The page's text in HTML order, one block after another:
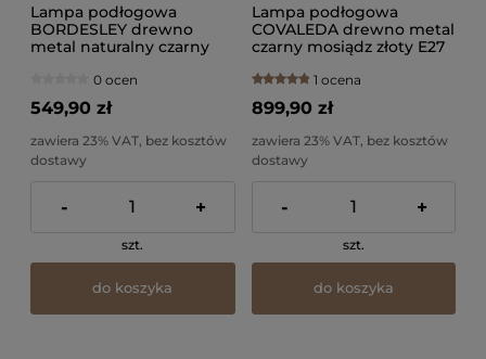
Lampa podłogowa
BORDESLEY drewno
metal naturalny czarny
0 ocen
549,90 zł
zawiera 23% VAT, bez kosztów
dostawy
- +
szt.
do koszyka
Lampa podłogowa
COVALEDA drewno metal
czarny mosiądz złoty E27
1 ocena
899,90 zł
zawiera 23% VAT, bez kosztów
dostawy
- +
szt.
do koszyka